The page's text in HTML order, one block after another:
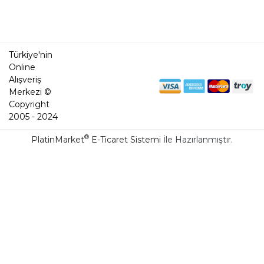
Türkiye'nin
Online
Alışveriş
Merkezi ©
Copyright
2005 - 2024
PlatinMarket® E-Ticaret Sistemi İle Hazırlanmıştır.